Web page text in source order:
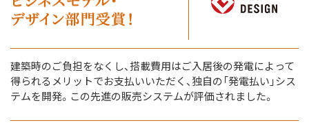
建築時のご負担をなくし、搭載費用はご入居後の発電によって
得られるメリットでお支払いいただく、独自の「発電払い」シス
テムを開発。この先進の販売システムが評価されました。